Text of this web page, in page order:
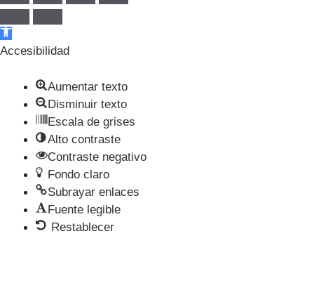
Abrir barra de herramientas
Accesibilidad
Aumentar texto
Disminuir texto
Escala de grises
Alto contraste
Contraste negativo
Fondo claro
Subrayar enlaces
Fuente legible
Restablecer